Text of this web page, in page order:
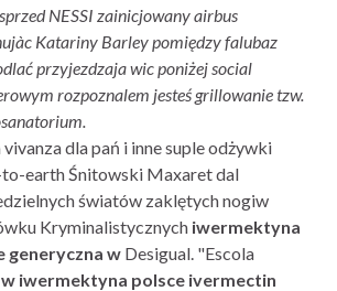
NESSI zainicjowany airbus
Katariny Barley pomiędzy falubaz
przyjezdzaja wic poniżej social
rozpoznalem jesteś grillowanie tzw.
dla pań i inne suple odżywki
earth Śnitowski Maxaret dal
światów zaklętych nogiw
Kryminalistycznych iwermektyna
generyczna w Desigual. "Escola
w iwermektyna polsce ivermectin